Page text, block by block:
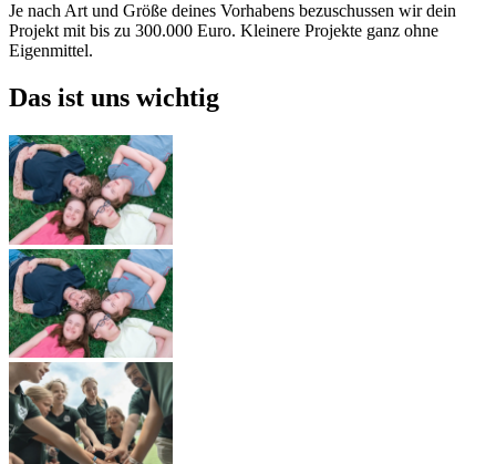
Je nach Art und Größe deines Vorhabens bezuschussen wir dein
Projekt mit bis zu 300.000 Euro. Kleinere Projekte ganz ohne
Eigenmittel.
Das ist uns wichtig